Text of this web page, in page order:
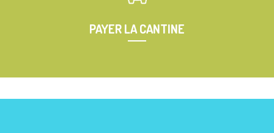
PAYER LA CANTINE
Paiement en ligne, par CB, prélèvement, chèque ou espèce.